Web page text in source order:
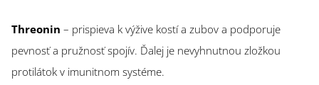
Threonin – prispieva k výžive kostí a zubov a podporuje
pevnosť a pružnosť spojív. Ďalej je nevyhnutnou zložkou
protilátok v imunitnom systéme.